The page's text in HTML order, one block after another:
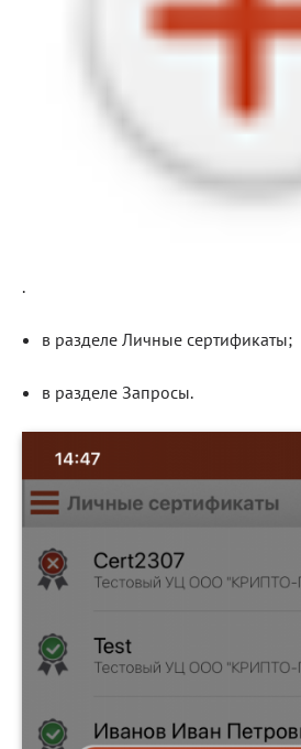
Магазин
.
в разделе Личные сертификаты;
в разделе Запросы.